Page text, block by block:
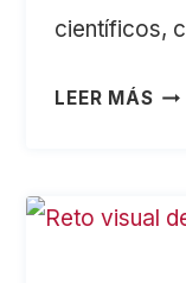
científicos,
LEER MÁS